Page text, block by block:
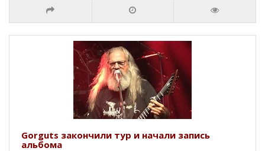
Gorguts закончили тур и начали запись
альбома